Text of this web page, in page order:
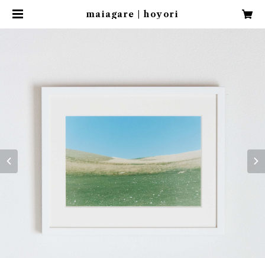
maiagare | hoyori